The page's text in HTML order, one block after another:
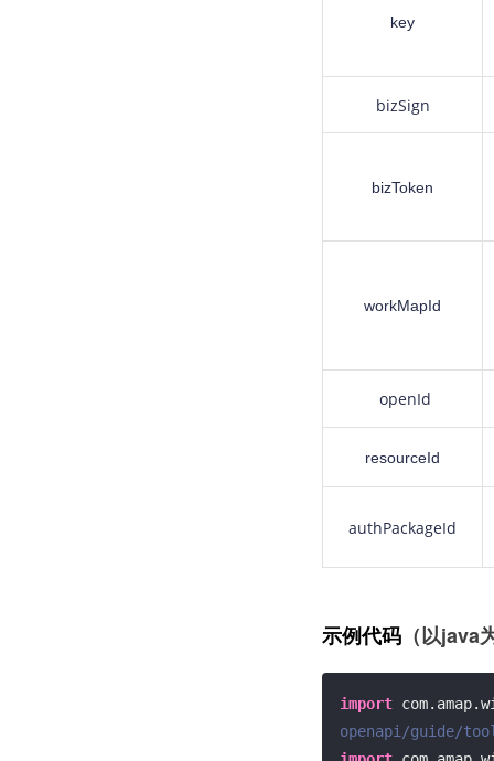
key
bizSign
bizToken
workMapId
openId
resourceId
authPackageId
示例代码 （以java
import
openapi/guide/